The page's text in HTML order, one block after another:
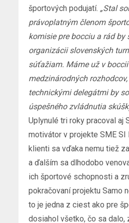
športových podujatí. „Stal
právoplatným členom
komisie pre bocciu a rád by
organizácii slovenských
súťažiam. Máme už v
medzinárodných
technickými delegátmi by
úspešného zvládnutia
Uplynulé tri roky pracoval aj
motivátor v projekte SME SI
klienti sa vďaka nemu tiež
a ďalším sa dlhodobo
ich športové schopnosti a
pokračovaní projektu Samo
to je jedna z ciest ako pre
dosiahol všetko, čo sa dalo,